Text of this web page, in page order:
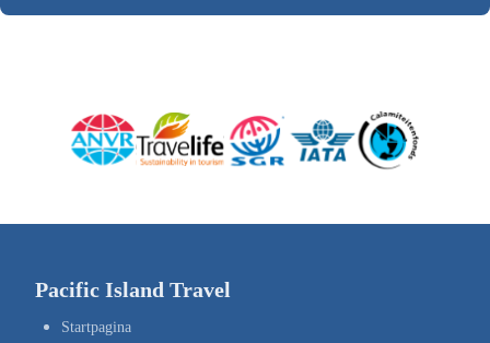
Pacific Island Travel
Startpagina